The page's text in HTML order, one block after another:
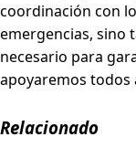
coordinación con
emergencias, sino
necesario para
apoyaremos todos
Relacionado